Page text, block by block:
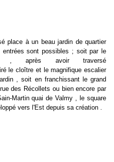
place à un beau jardin de quartier
sont possibles ; soit par le
, après avoir traversé
le cloître et le magnifique escalier
, soit en franchissant le grand
des Récollets ou bien encore par
Martin quai de Valmy , le square
vers l'Est depuis sa création .